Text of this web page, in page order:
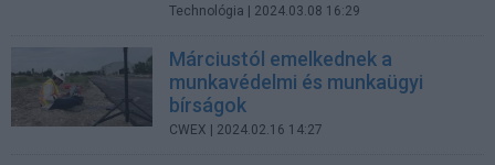
Technológia | 2024.03.08 16:29
Márciustól emelkednek a
munkavédelmi és munkaügyi
bírságok
CWEX | 2024.02.16 14:27